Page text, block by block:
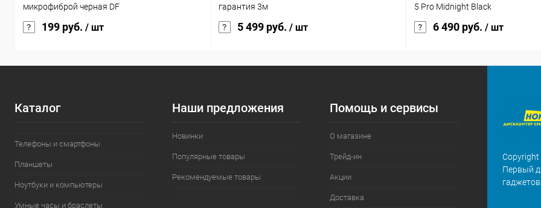
микрофиброй черная DF
199 руб. / шт
гарантия 3м
5 499 руб. / шт
5 Pro Midnight Black
6 490 руб. / шт
Каталог
Телефоны и смартфоны
Планшеты
Ноутбуки и компьютеры
Умные часы и браслеты
Наши предложения
Новинки
Популярные товары
Рекомендуемые товары
Помощь и сервисы
О магазине
Трейд-ин
Акции
Доставка
Copyright
Первый